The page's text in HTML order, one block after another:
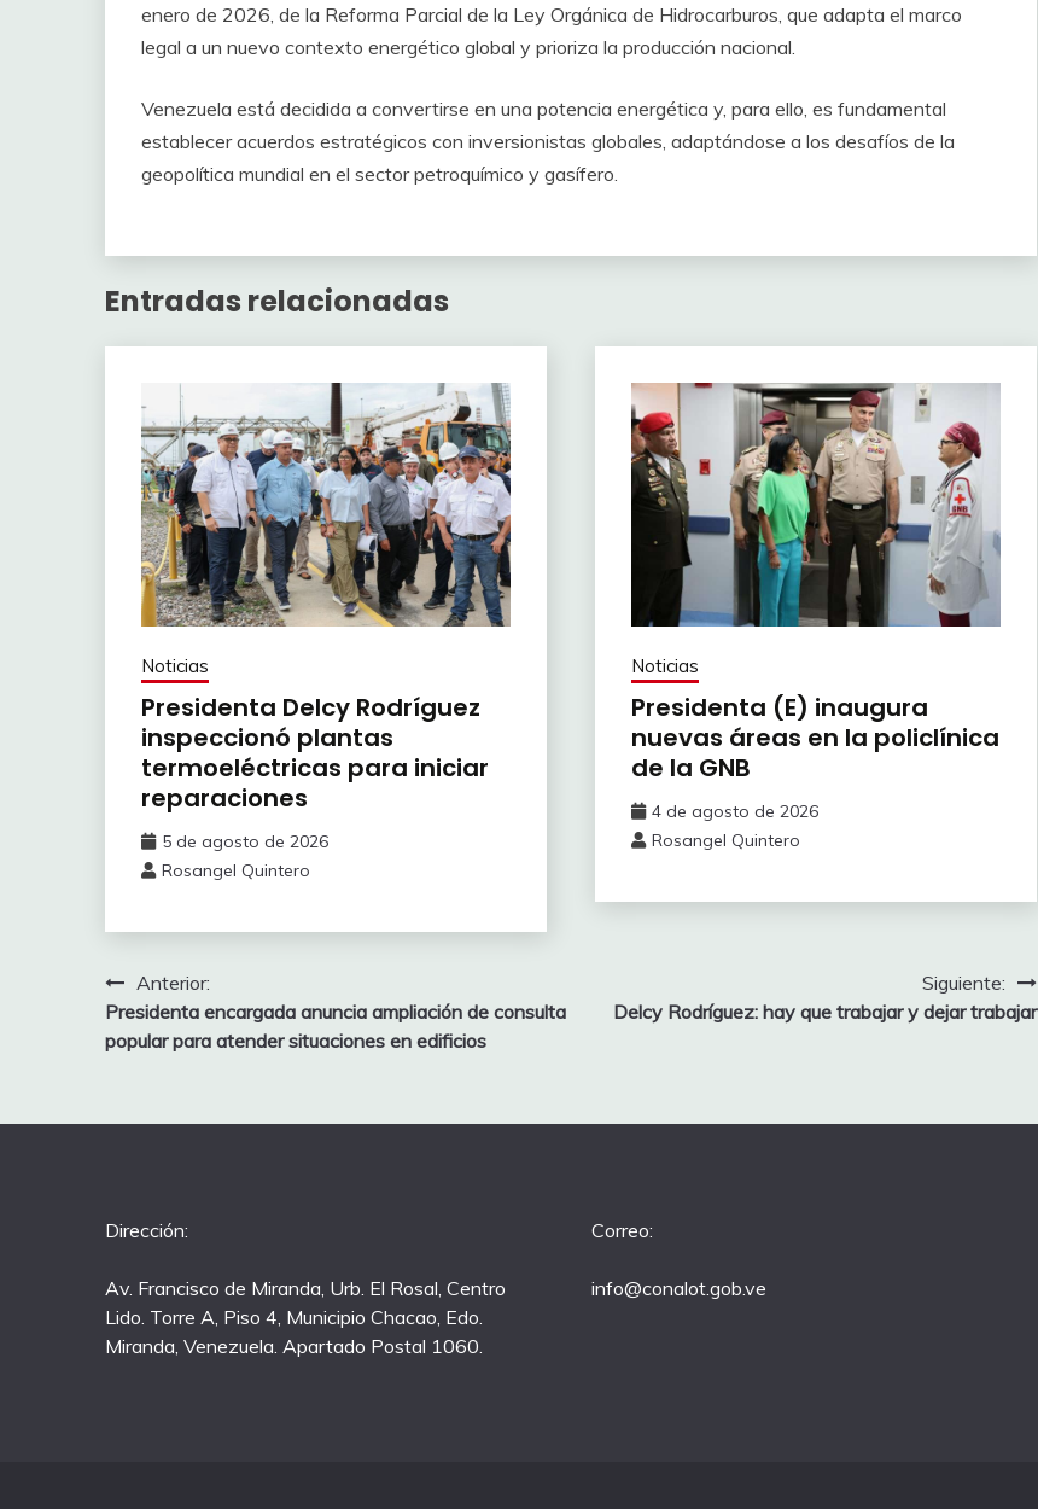
enero de 2026, de la Reforma Parcial de la Ley Orgánica de Hidrocarburos, que adapta el marco
legal a un nuevo contexto energético global y prioriza la producción nacional.
Venezuela está decidida a convertirse en una potencia energética y, para ello, es fundamental
establecer acuerdos estratégicos con inversionistas globales, adaptándose a los desafíos de la
geopolítica mundial en el sector petroquímico y gasífero.
Entradas relacionadas
Noticias
Presidenta Delcy Rodríguez
inspeccionó plantas
termoeléctricas para iniciar
reparaciones
5 de agosto de 2026
Rosangel Quintero
Noticias
Presidenta (E) inaugura
nuevas áreas en la policlínica
de la GNB
4 de agosto de 2026
Rosangel Quintero
Anterior:
Presidenta encargada anuncia ampliación de consulta
popular para atender situaciones en edificios
Siguiente:
Delcy Rodríguez: hay que trabajar y dejar trabajar
Dirección:
Av. Francisco de Miranda, Urb. El Rosal, Centro
Lido. Torre A, Piso 4, Municipio Chacao, Edo.
Miranda, Venezuela. Apartado Postal 1060.
Correo:
info@conalot.gob.ve